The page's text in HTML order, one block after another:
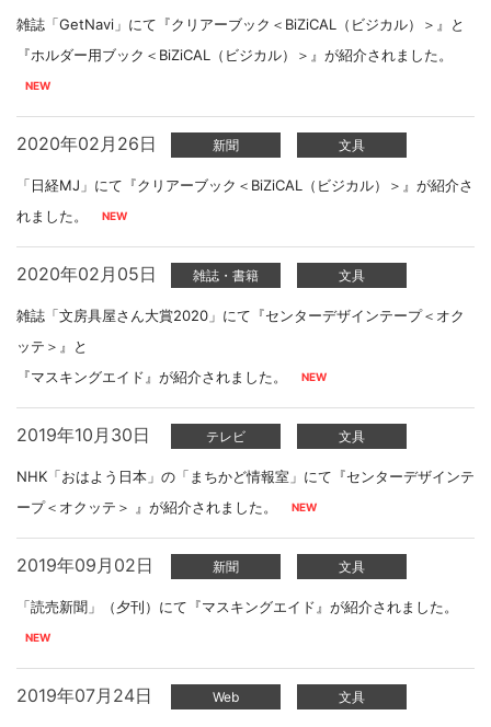
雑誌「GetNavi」にて『クリアーブック＜BiZiCAL（ビジカル）＞』と
『ホルダー用ブック＜BiZiCAL（ビジカル）＞』が紹介されました。
2020年02月26日 新聞 文具
「日経MJ」にて『クリアーブック＜BiZiCAL（ビジカル）＞』が紹介さ
れました。
2020年02月05日 雑誌・書籍 文具
雑誌「文房具屋さん大賞2020」にて『センターデザインテープ＜オク
ッテ＞』と
『マスキングエイド』が紹介されました。
2019年10月30日 テレビ 文具
NHK「おはよう日本」の「まちかど情報室」にて『センターデザインテ
ープ＜オクッテ＞ 』が紹介されました。
2019年09月02日 新聞 文具
「読売新聞」（夕刊）にて『マスキングエイド』が紹介されました。
2019年07月24日 Web 文具